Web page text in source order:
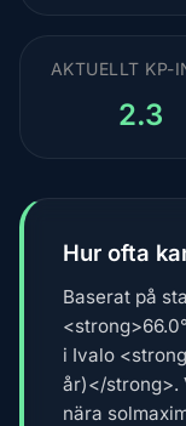
AKTUELLT KP-
2.3
Hur ofta
Baserat på
i Ivalo
år)</strong>.
nära